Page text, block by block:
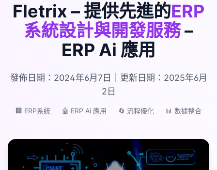
Fletrix – 提供先進的ERP
系統設計與開發服務–
ERP Ai 應用
發佈日期：2024年6月7日｜更新日期：2025年6月
2日
🏢 ERP系統 🤖 ERP Ai 應用 🔄 流程優化 📊 數據整合